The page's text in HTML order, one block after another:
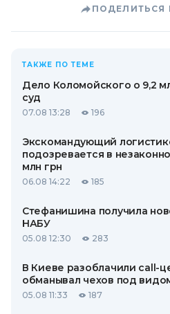
ПОДЕЛИТЬСЯ
ТАКЖЕ ПО ТЕМЕ
Дело Коломойского о 9,2
суд
07.08 13:28 196
Экскомандующий
подозревается в
млн грн
06.08 14:22 185
Стефанишина получила
НАБУ
05.08 12:30 283
В Киеве разоблачили call-
обманывал чехов под
05.08 11:33 187